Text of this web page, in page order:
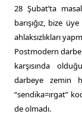
28 Şubat’ta
barışığız, bize
ahlaksızlıkları
Postmodern darbe
karşısında
darbeye zemin
“sendika=ırgat”
de olmadı.